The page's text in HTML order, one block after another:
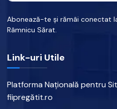
Abonează-te și rămâi conectat
Râmnicu Sărat.
Link-uri Utile
Platforma Națională pentru
fiipregătit.ro